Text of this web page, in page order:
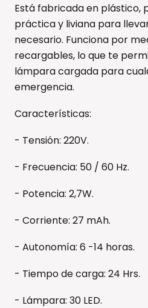
Está fabricada en plástico,
práctica y liviana para
necesario. Funciona por
recargables, lo que te
lámpara cargada para
emergencia.
Características:
- Tensión: 220V.
- Frecuencia: 50 / 60 Hz.
- Potencia: 2,7W.
- Corriente: 27 mAh.
- Autonomía: 6 -14 horas.
- Tiempo de carga: 24 Hrs.
- Lámpara: 30 LED.